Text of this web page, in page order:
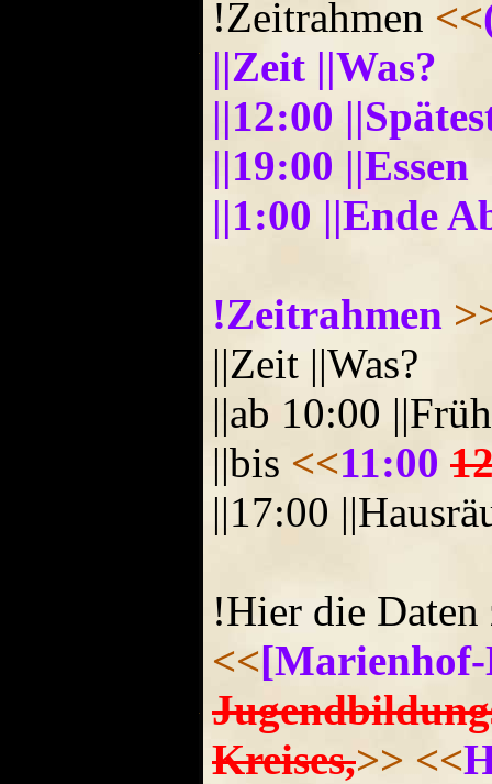
!Zeitrahmen <<
||Zeit ||Was?
||12:00
||19:00 ||Essen
||1:00 ||Ende
!Zeitrahmen
||Zeit ||Was?
||ab 10:00
||bis <<11:00
||17:00
!Hier die
<<[Marienhof-
Kreises,>> <<